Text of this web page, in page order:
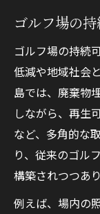
ゴルフ場の
ゴルフ場の持続
低減や地域社会
島では、廃棄物
しながら、再生
など、多角的な
り、従来のゴル
構築されつつあり
例えば、場内の